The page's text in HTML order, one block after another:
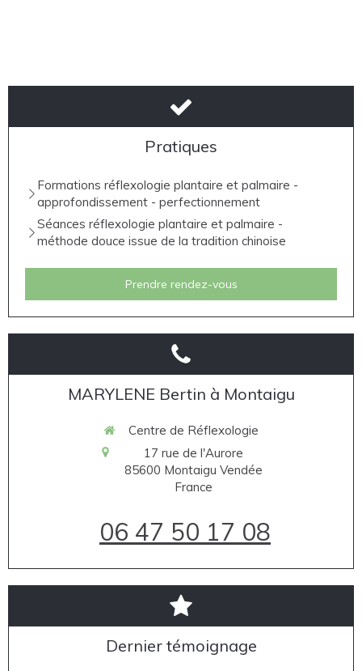
Pratiques
Formations réflexologie plantaire et palmaire -
approfondissement - perfectionnement
Séances réflexologie plantaire et palmaire -
méthode douce issue de la tradition chinoise
Prendre rendez-vous
MARYLENE Bertin à Montaigu
Centre de Réflexologie
17 rue de l'Aurore
85600 Montaigu Vendée
France
06 47 50 17 08
Dernier témoignage